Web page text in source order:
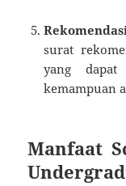
surat
yang dapat
kemampuan
Manfaat